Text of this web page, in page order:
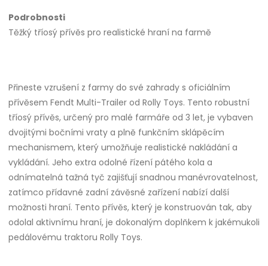
Podrobnosti
Těžký tříosý přívěs pro realistické hraní na farmě
Přineste vzrušení z farmy do své zahrady s oficiálním
přívěsem Fendt Multi-Trailer od Rolly Toys. Tento robustní
tříosý přívěs, určený pro malé farmáře od 3 let, je vybaven
dvojitými bočními vraty a plně funkčním sklápěcím
mechanismem, který umožňuje realistické nakládání a
vykládání. Jeho extra odolné řízení pátého kola a
odnímatelná tažná tyč zajišťují snadnou manévrovatelnost,
zatímco přídavné zadní závěsné zařízení nabízí další
možnosti hraní. Tento přívěs, který je konstruován tak, aby
odolal aktivnímu hraní, je dokonalým doplňkem k jakémukoli
pedálovému traktoru Rolly Toys.